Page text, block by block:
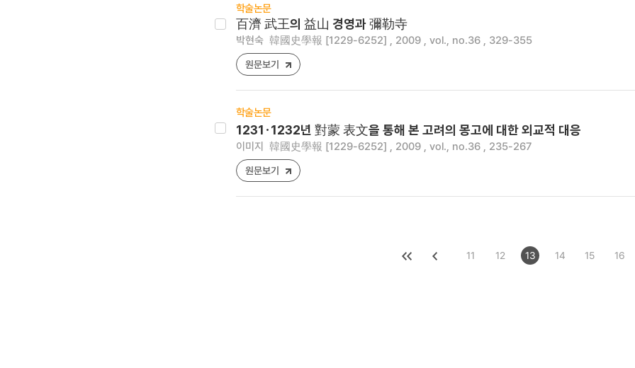
학술논문
百濟 武王의 益山 경영과 彌勒寺
박현숙 韓國史學報 [1229-6252] , 2009 , vol., no.36 , 329-355
원문보기
학술논문
1231･1232년 對蒙 表文을 통해 본 고려의 몽고에 대한 외교적 대응
이미지 韓國史學報 [1229-6252] , 2009 , vol., no.36 , 235-267
원문보기
11 12 13 14 15 16